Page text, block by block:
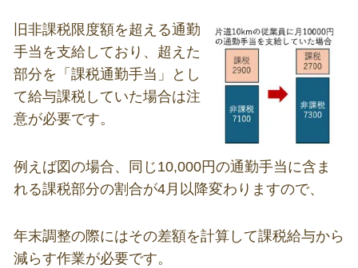
旧非課税限度額を超える通勤
手当を支給しており、超えた
部分を「課税通勤手当」とし
て給与課税していた場合は注
意が必要です。
例えば図の場合、同じ10,000円の通勤手当に含ま
れる課税部分の割合が4月以降変わりますので、
年末調整の際にはその差額を計算して課税給与から
減らす作業が必要です。